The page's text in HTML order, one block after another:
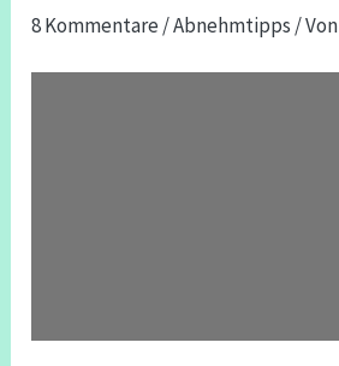
8 Kommentare /Abnehmtipps / Von